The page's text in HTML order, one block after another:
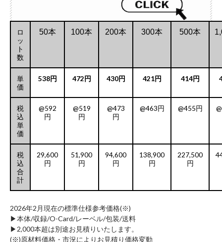
ロ
ッ
ト
数
50本 100本 200本 300本 500本
単
価
538円 472円 430円 421円 414円
税
込
単
価
@592
円
@519
円
@473
円
@463円 @455円
税
込
合
計
29,600
円
51,900
円
94,600
円
138,900
円
227,500
円
2026年2月現在の標準仕様参考価格(※)
▶︎本体/収録/O-Card/レーベル/包装/送料
▶︎2,000本超は別途お見積りいたします。
(※)原材料価格・市況によりお見積り価格変動